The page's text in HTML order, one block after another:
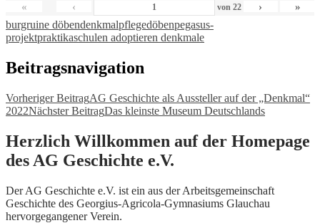
« ‹ von 22 › »
burgruine döbendenkmalpflegedöbenpegasus-
projektpraktikaschulen adoptieren denkmale
Beitragsnavigation
Vorheriger BeitragAG Geschichte als Aussteller auf der „Denkmal“
2022Nächster BeitragDas kleinste Museum Deutschlands
Herzlich Willkommen auf der Homepage
des AG Geschichte e.V.
Der AG Geschichte e.V. ist ein aus der Arbeitsgemeinschaft
Geschichte des Georgius-Agricola-Gymnasiums Glauchau
hervorgegangener Verein.